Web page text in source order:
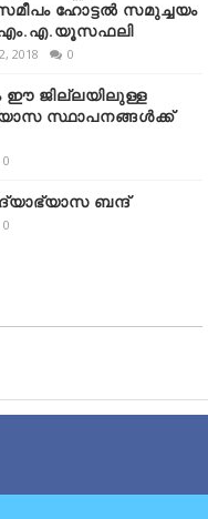
ഹോട്ടൽ സമുച്ചയം
എം.എ.യൂസഫലി
2018 0
ഈ ജില്ലയിലുള്ള
സ്ഥാപനങ്ങൾക്ക്
0
ബന്ദ്
0